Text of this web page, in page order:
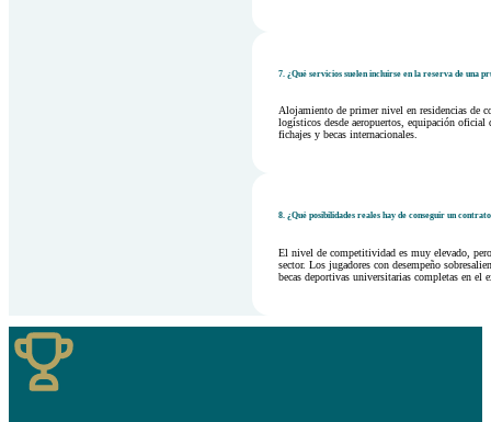
7. ¿Qué servicios suelen incluirse en la reserva de una
Alojamiento de primer nivel en residencias de
logísticos desde aeropuertos, equipación oficial
fichajes y becas internacionales.
8. ¿Qué posibilidades reales hay de conseguir un
El nivel de competitividad es muy elevado,
sector. Los jugadores con desempeño
becas deportivas universitarias completas en el